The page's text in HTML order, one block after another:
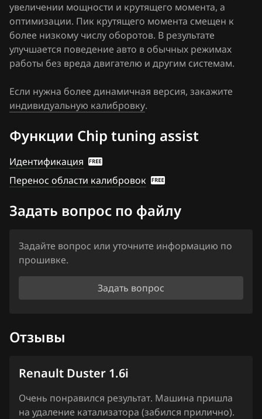
Haima
Haval
Hawtai
Hongqi
Hyundai
Iran Khodro
Isuzu
Iveco
Jaguar
Kaiyi
увеличении мощности и крутящего момента, а
оптимизации. Пик крутящего момента смещен к
более низкому числу оборотов. В результате
улучшается поведение авто в обычных режимах
работы без вреда двигателю и другим системам.
Если нужна более динамичная версия, закажите
индивидуальную калибровку.
Функции Chip tuning assist
Идентификация
Перенос области калибровок
Задать вопрос по файлу
Задайте вопрос или уточните информацию по
прошивке.
Задать вопрос
Отзывы
Renault Duster 1.6i
Очень понравился результат. Машина пришла
на удаление катализатора (забился прилично).